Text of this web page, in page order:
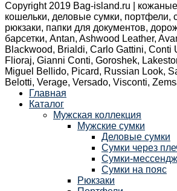
Copyright 2019 Bag-island.ru |
кошельки, деловые сумки, портфели,
рюкзаки, папки для документов,
барсетки, Antan, Ashwood Leather,
Blackwood, Brialdi, Carlo Gattini, Conti
Flioraj, Gianni Conti, Goroshek,
Miguel Bellido, Picard, Russian Look,
Belotti, Verage, Versado, Visconti,
Главная
Каталог
Мужская коллекция
Мужские сумки
Деловые сумки
Сумки через
Сумки-
Сумки на пояс
Рюкзаки